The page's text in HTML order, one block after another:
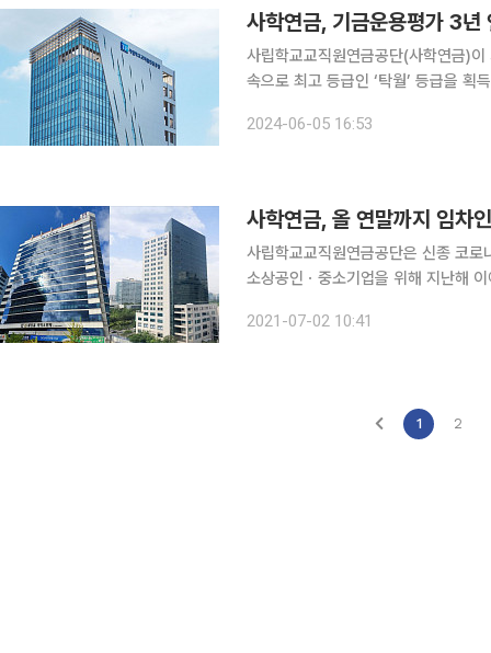
사학연금, 기금운용평가 3년
사립학교교직원연금공단(사학연금)
속으로 최고 등급인 ‘탁월’ 등급을 획득했다고 5일 밝혔다. 기금
해 평가하는 것으로, 평가등급은
2024-06-05 16:53
사학연금, 올 연말까지 임차
사립학교교직원연금공단은 신종 코
소상공인ㆍ중소기업을 위해 지난해
인 사업자다. 사학연금은 이
2021-07-02 10:41
1 2